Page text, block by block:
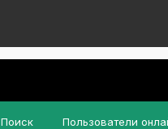
Поиск Пользователи